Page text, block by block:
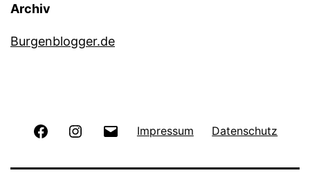
Archiv
Burgenblogger.de
FacebookInstagram Impressum Datenschutz